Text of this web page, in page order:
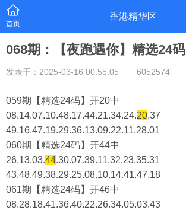
首页
香港精华区
068期：【夜跑遇你】精选24码
发表于：2025-03-16 00:55:05 6052574
059期【精选24码】开20中
08.14.07.10.48.17.44.21.34.24.20.37
49.16.47.19.29.36.13.09.22.11.28.01
060期【精选24码】开44中
26.13.03.44.30.07.39.11.32.23.35.31
43.48.49.38.29.25.08.10.14.41.47.18
061期【精选24码】开46中
08.28.18.41.36.40.22.26.34.05.03.43